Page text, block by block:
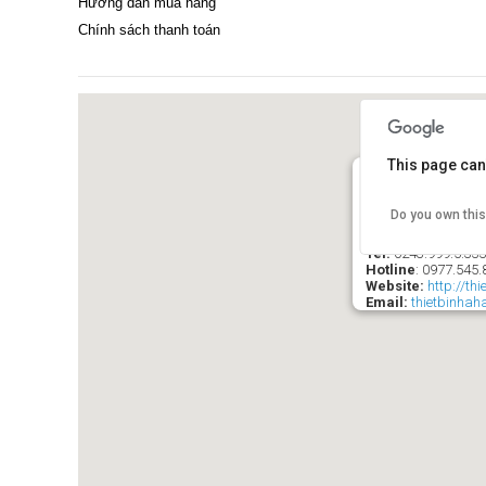
Chính sách thanh toán
SIÊU THỊ
: 21 Ngõ 84
Tel:0243.999.5.333
Hotline:
Website: http://
Email:
This page
Do you own